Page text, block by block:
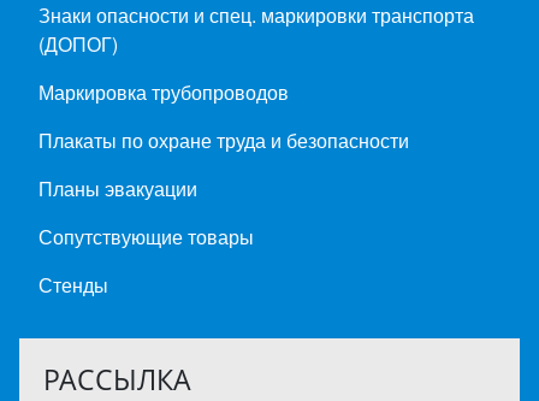
Знаки опасности и спец. маркировки транспорта
(ДОПОГ)
Маркировка трубопроводов
Плакаты по охране труда и безопасности
Планы эвакуации
Сопутствующие товары
Стенды
РАССЫЛКА